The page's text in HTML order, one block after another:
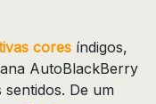
cores índigos,
AutoBlackBerry
De um